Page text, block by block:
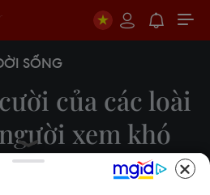
SỐNG
của các loài
xem khó
quên